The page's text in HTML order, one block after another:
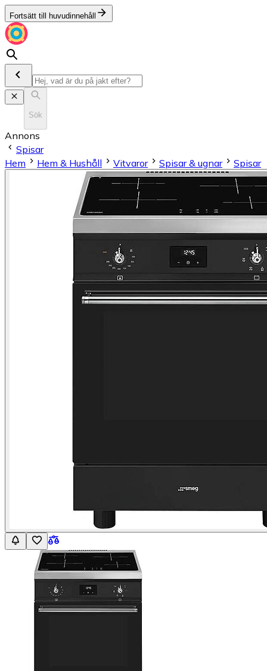
Fortsätt till huvudinnehåll
Sök
Annons
Spisar
Hem
Hem & Hushåll Vitvaror Spisar & ugnar Spisar